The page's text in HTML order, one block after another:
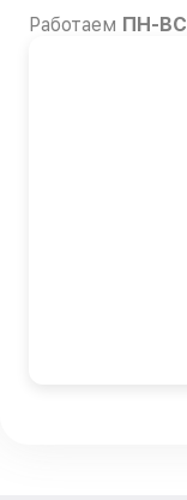
Работаем ПН-ВС